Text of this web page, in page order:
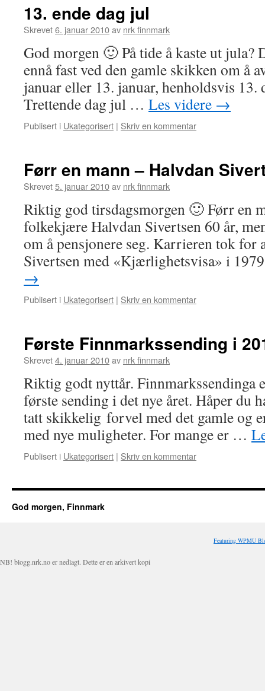
13. ende dag jul
Skrevet6. januar 2010av nrk finnmark
God morgen 🙂 På tide å kaste ut jula?
ennå fast ved den gamle skikken om å
januar eller 13. januar, henholdsvis
Trettende dag jul … Les videre →
Publisert i Ukategorisert | Skriv en kommentar
Førr en mann – Halvdan
Skrevet5. januar 2010av nrk finnmark
Riktig god tirsdagsmorgen 🙂 Førr en
folkekjære Halvdan Sivertsen 60 år,
om å pensjonere seg. Karrieren tok for
Sivertsen med «Kjærlighetsvisa» i
→
Publisert i Ukategorisert | Skriv en kommentar
Første Finnmarkssending i
Skrevet4. januar 2010av nrk finnmark
Riktig godt nyttår. Finnmarkssendinga
første sending i det nye året. Håper du
tatt skikkelig forvel med det gamle og
med nye muligheter. For mange er …
Publisert i Ukategorisert | Skriv en kommentar
God morgen, Finnmark
Featuring WPMU
NB! blogg.nrk.no er nedlagt. Dette er en arkivert kopi